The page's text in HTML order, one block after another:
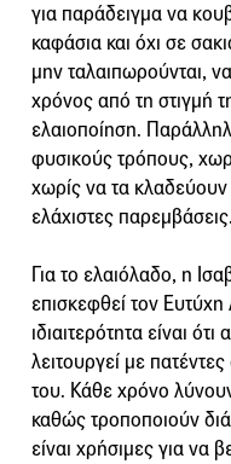
για παράδειγμα να
καφάσια και όχι σε
μην ταλαιπωρούνται,
χρόνος από τη στιγμή
ελαιοποίηση.
φυσικούς τρόπους,
χωρίς να τα κλαδεύουν
ελάχιστες παρεμβάσεις.
Για το ελαιόλαδο, η
επισκεφθεί τον
ιδιαιτερότητα είναι
λειτουργεί με
του. Κάθε χρόνο
καθώς τροποποιούν
είναι χρήσιμες για να